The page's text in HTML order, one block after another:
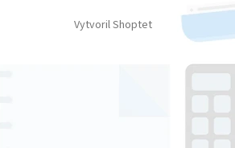
Vytvoril Shoptet